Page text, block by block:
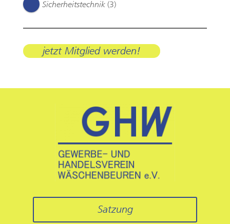
Sicherheitstechnik (3)
jetzt Mitglied werden!
Satzung